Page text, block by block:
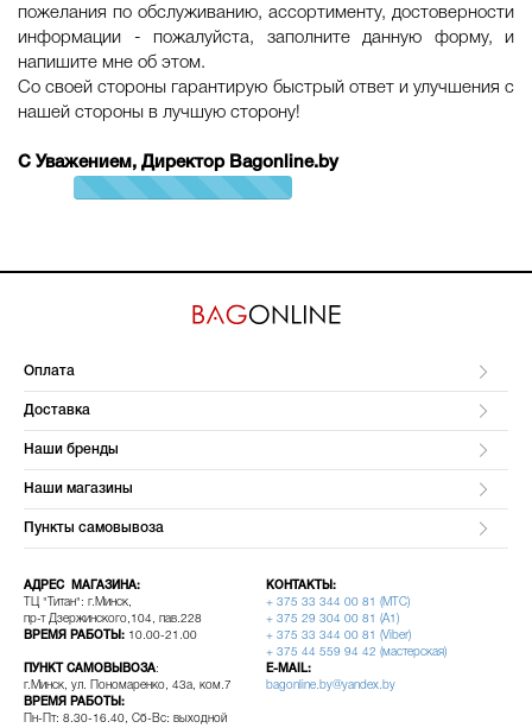
пожелания по обслуживанию, ассортименту, достоверности
информации - пожалуйста, заполните данную форму, и
напишите мне об этом.
Со своей стороны гарантирую быстрый ответ и улучшения с
нашей стороны в лучшую сторону!
С Уважением, Директор Bagonline.by
100%
Оплата
Доставка
Наши бренды
Наши магазины
Пункты самовывоза
АДРЕС МАГАЗИНА:
ТЦ "Титан": г.Минск,
пр-т Дзержинского,104, пав.228
ВРЕМЯ РАБОТЫ: 10.00-21.00
ПУНКТ САМОВЫВОЗА:
г.Минск, ул. Пономаренко, 43а, ком.7
ВРЕМЯ РАБОТЫ:
Пн-Пт: 8.30-16.40, Сб-Вс: выходной
КОНТАКТЫ:
+ 375 33 344 00 81 (МТС)
+ 375 29 304 00 81 (A1)
+ 375 33 344 00 81 (Viber)
+ 375 44 559 94 42 (мастерская)
E-MAIL:
bagonline.by@yandex.by